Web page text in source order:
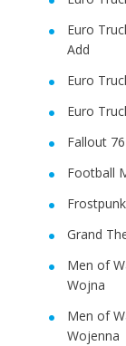
Euro
Add
Euro
Euro
Fallout 76
Football
Frostpunk
Grand
Men of
Wojna
Men of
Wojenna